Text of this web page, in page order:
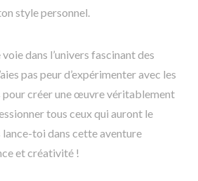
style personnel.
dans l’univers fascinant des
pas peur d’expérimenter avec les
créer une œuvre véritablement
tous ceux qui auront le
toi dans cette aventure
et créativité !